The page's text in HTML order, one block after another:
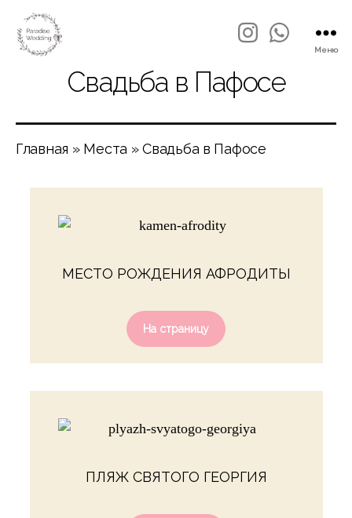
Меню
Свадьба в Пафосе
Главная » Места »Свадьба в Пафосе
МЕСТО РОЖДЕНИЯ АФРОДИТЫ
На страницу
ПЛЯЖ СВЯТОГО ГЕОРГИЯ